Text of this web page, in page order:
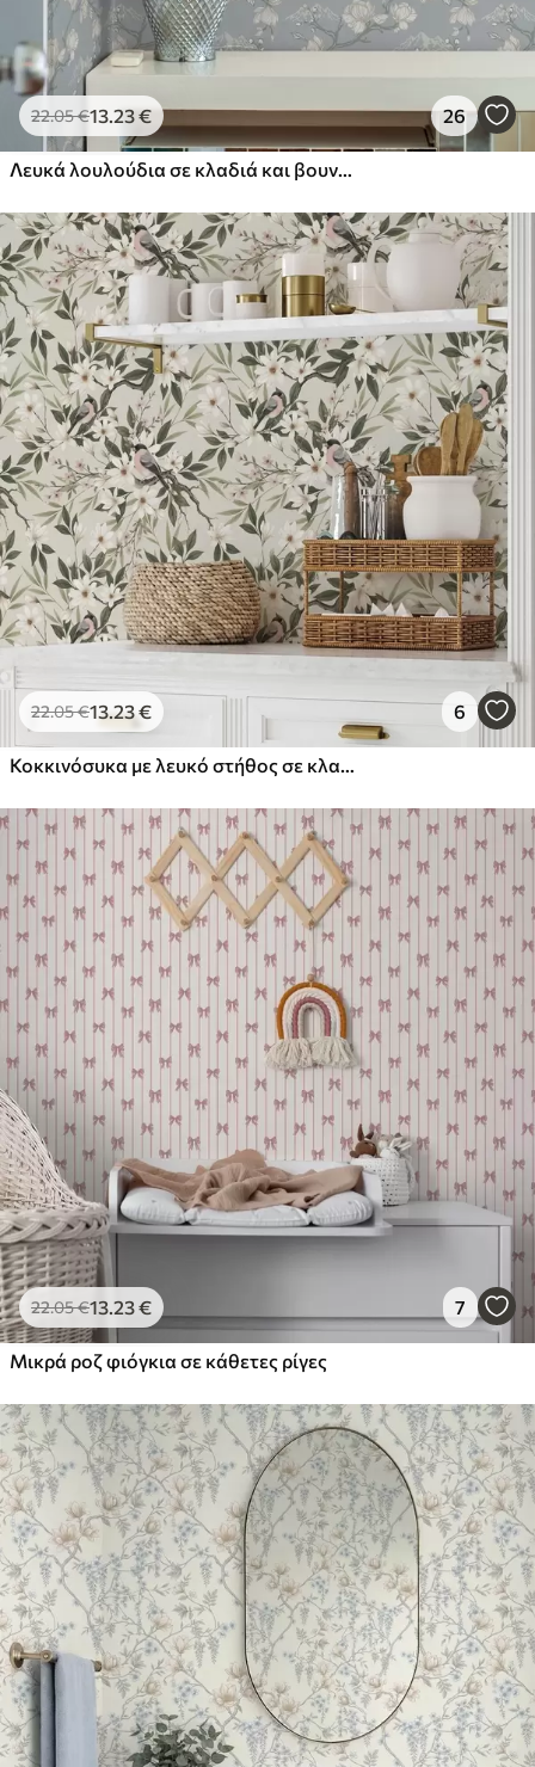
22.05€13.23€ 26
Λευκά λουλούδια σε κλαδιά και βουνά σε μπλε φόντο
22.05€13.23€ 6
Κοκκινόσυκα με λευκό στήθος σε κλαδιά με κρεμ λουλούδια
22.05€13.23€ 7
Μικρά ροζ φιόγκια σε κάθετες ρίγες